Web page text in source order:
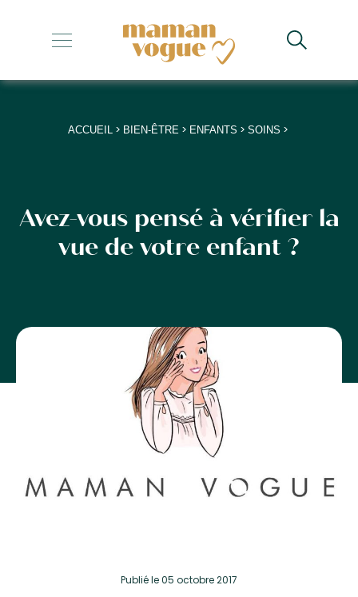
+
+
+
+
ACCUEIL> BIEN-ÊTRE> ENFANTS > SOINS >
Avez-vous pensé à vérifier la
vue de votre enfant ?
Publiéle 05 octobre 2017